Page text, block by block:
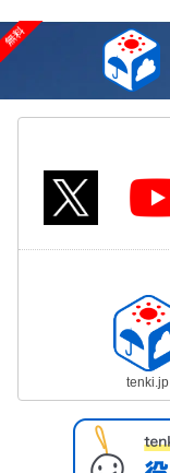
tenki.jp